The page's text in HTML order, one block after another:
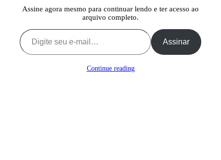
Assine agora mesmo para continuar lendo e ter acesso ao
arquivo completo.
Digite seu e-mail…
Assinar
Continue reading